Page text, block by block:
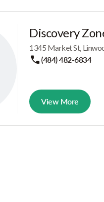
Discovery
1345 Market St,
(484) 482-6834
View More